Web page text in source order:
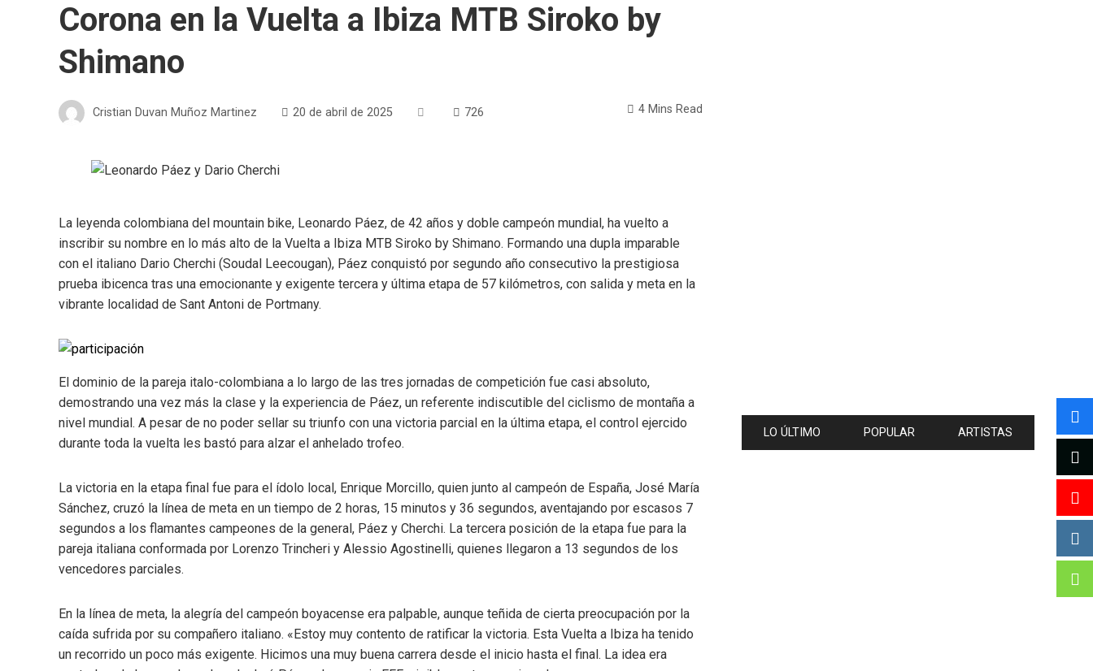
Corona en la Vuelta a Ibiza MTB Siroko by
Shimano
Cristian Duvan Muñoz Martinez 20 de abril de 2025 726 4 Mins Read
La leyenda colombiana del mountain bike, Leonardo Páez, de 42 años y doble campeón mundial, ha vuelto a
inscribir su nombre en lo más alto de la Vuelta a Ibiza MTB Siroko by Shimano. Formando una dupla imparable
con el italiano Dario Cherchi (Soudal Leecougan), Páez conquistó por segundo año consecutivo la prestigiosa
prueba ibicenca tras una emocionante y exigente tercera y última etapa de 57 kilómetros, con salida y meta en la
vibrante localidad de Sant Antoni de Portmany.
El dominio de la pareja italo-colombiana a lo largo de las tres jornadas de competición fue casi absoluto,
demostrando una vez más la clase y la experiencia de Páez, un referente indiscutible del ciclismo de montaña a
nivel mundial. A pesar de no poder sellar su triunfo con una victoria parcial en la última etapa, el control ejercido
durante toda la vuelta les bastó para alzar el anhelado trofeo.
La victoria en la etapa final fue para el ídolo local, Enrique Morcillo, quien junto al campeón de España, José María
Sánchez, cruzó la línea de meta en un tiempo de 2 horas, 15 minutos y 36 segundos, aventajando por escasos 7
segundos a los flamantes campeones de la general, Páez y Cherchi. La tercera posición de la etapa fue para la
pareja italiana conformada por Lorenzo Trincheri y Alessio Agostinelli, quienes llegaron a 13 segundos de los
vencedores parciales.
En la línea de meta, la alegría del campeón boyacense era palpable, aunque teñida de cierta preocupación por la
caída sufrida por su compañero italiano. «Estoy muy contento de ratificar la victoria. Esta Vuelta a Ibiza ha tenido
un recorrido un poco más exigente. Hicimos una muy buena carrera desde el inicio hasta el final. La idea era
LO ÚLTIMO POPULAR ARTISTAS